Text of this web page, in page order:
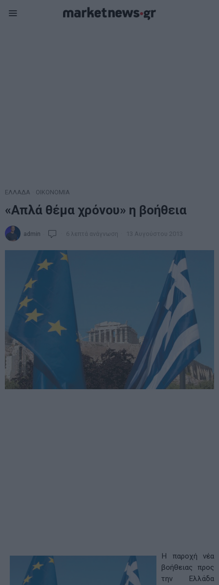
ΕΛΛΑΔΑ ΟΙΚΟΝΟΜΙΑ
«Απλά θέμα χρόνου» η βοήθεια
admin 6 λεπτά ανάγνωση 13 Αυγούστου 2013
Η παροχή νέα
βοήθειας προς
την Ελλάδα